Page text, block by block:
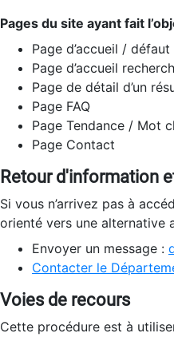
Pages du site ayant fait
Page d’accueil /
Page d’accueil
Page de détail d’un
Page FAQ
Page Tendance / Mot
Page Contact
Retour d'information
Si vous n’arrivez pas à
orienté vers une alternative
Envoyer un message :
Contacter le
Voies de recours
Cette procédure est à